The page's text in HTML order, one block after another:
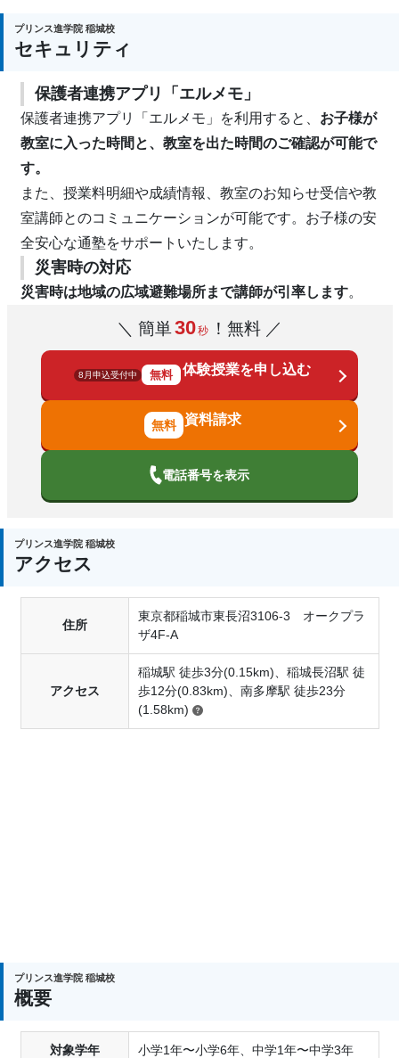
プリンス進学院 稲城校
セキュリティ
保護者連携アプリ「エルメモ」
保護者連携アプリ「エルメモ」を利用すると、 お子様が
教室に入った時間と、教室を出た時間のご確認が可能で
す。
また、授業料明細や成績情報、教室のお知らせ受信や教
室講師とのコミュニケーションが可能です。お子様の安
全安心な通塾をサポートいたします。
災害時の対応
災害時は地域の広域避難場所まで講師が引率します。
＼ 簡単30秒 ！無料 ／
8月申込受付中 無料 体験授業を申し込む
資料請求
電話番号を表示
プリンス進学院 稲城校
アクセス
住所
東京都稲城市東長沼3106-3 オークプラ
ザ4F-A
アクセス
稲城駅 徒歩3分(0.15km)、稲城長沼駅 徒
歩12分(0.83km)、南多摩駅 徒歩23分
(1.58km)
プリンス進学院 稲城校
概要
対象学年 小学1年〜小学6年、中学1年〜中学3年